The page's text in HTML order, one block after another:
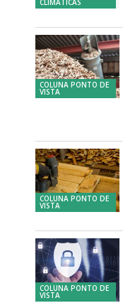
CLIMÁTICAS
COLUNA PONTO DE
VISTA
COLUNA PONTO DE
VISTA
COLUNA PONTO DE
VISTA